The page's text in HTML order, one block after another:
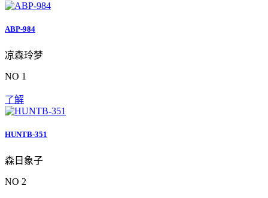
ABP-984
凉森玲梦
NO 1
了解
HUNTB-351
森日象子
NO 2